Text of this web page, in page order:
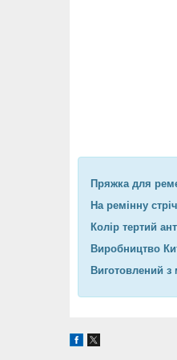
Пряжка для
На ремінну
Колір тертий
Виробництво
Виготовлений з